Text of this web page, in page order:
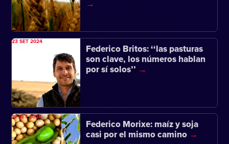
Federico Britos: ‘‘las pasturas
son clave, los números hablan
por sí solos’’
23 SET 2024
Federico Morixe: maíz y soja
casi por el mismo camino
19 SET 2024